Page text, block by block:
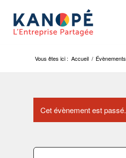
Vous êtes ici : Accueil / Évènements
Cet évènement est passé.